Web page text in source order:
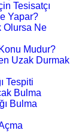
Tesisatçı
Yapar?
Olursa Ne
Mudur?
Uzak Durmak
Tespiti
Bulma
Bulma